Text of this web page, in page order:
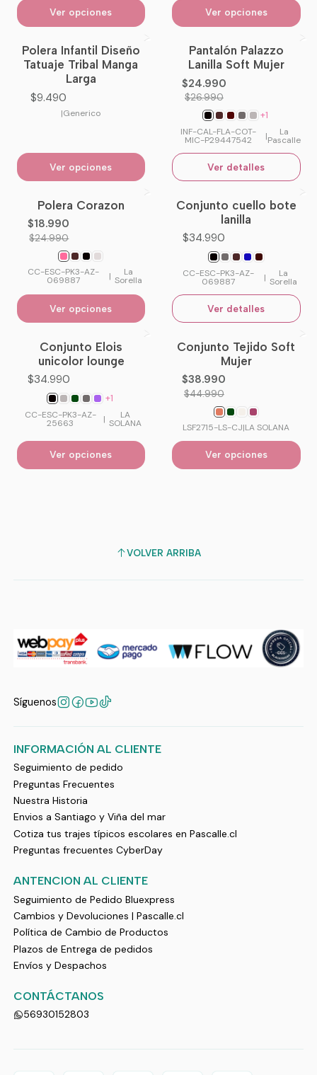
Ver opciones Ver opciones
Polera Infantil Diseño
Tatuaje Tribal Manga
Larga
$9.490
|Generico
Ver opciones
-7%OFF
No disponible
Pantalón Palazzo
Lanilla Soft Mujer
$24.990
$26.990
+1
INF-CAL-FLA-COT-
MIC-P29447542 | La
Pascalle
Ver detalles
-24%OFF
Polera Corazon
$18.990
$24.990
CC-ESC-PK3-AZ-
069887 | La
Sorella
Ver opciones
No disponible
Conjunto cuello bote
lanilla
$34.990
CC-ESC-PK3-AZ-
069887 | La
Sorella
Ver detalles
Conjunto Elois
unicolor lounge
$34.990
+1
CC-ESC-PK3-AZ-
25663 | LA
SOLANA
Ver opciones
-13%OFF
Conjunto Tejido Soft
Mujer
$38.990
$44.990
LSF2715-LS-CJ|LA SOLANA
Ver opciones
VOLVER ARRIBA
Síguenos
INFORMACIÓN AL CLIENTE
Seguimiento de pedido
Preguntas Frecuentes
Nuestra Historia
Envios a Santiago y Viña del mar
Cotiza tus trajes típicos escolares en Pascalle.cl
Preguntas frecuentes CyberDay
ANTENCION AL CLIENTE
Seguimiento de Pedido Bluexpress
Cambios y Devoluciones | Pascalle.cl
Política de Cambio de Productos
Plazos de Entrega de pedidos
Envíos y Despachos
CONTÁCTANOS
56930152803